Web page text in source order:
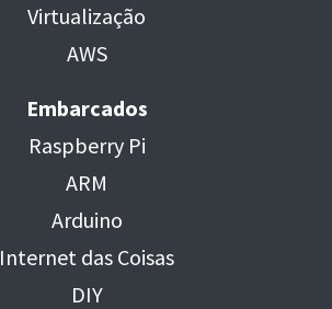
Virtualização
AWS
Embarcados
Raspberry Pi
ARM
Arduino
Internet das Coisas
DIY